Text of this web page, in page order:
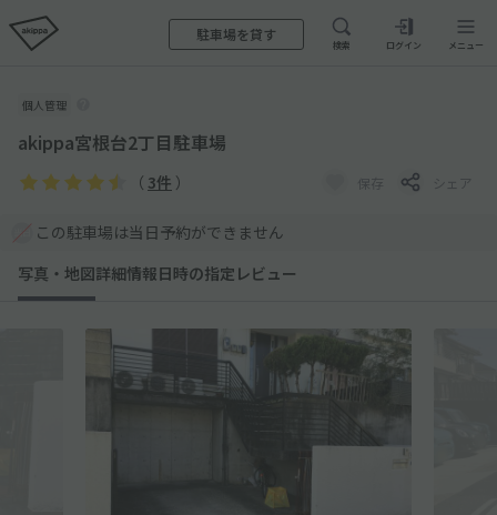
駐車場を貸す
検索 ログイン メニュー
個人管理
akippa宮根台2丁目駐車場
（ 3件 ） 保存 シェア
この駐車場は当日予約ができません
写真・地図詳細情報日時の指定 レビュー